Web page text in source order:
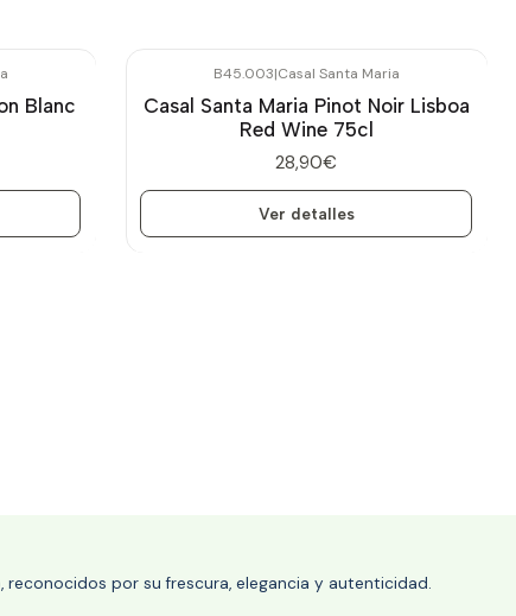
Blanc
B45.003|Casal Santa Maria
Casal Santa Maria Pinot Noir Lisboa
Red Wine 75cl
28,90€
Ver detalles
por su frescura, elegancia y autenticidad.